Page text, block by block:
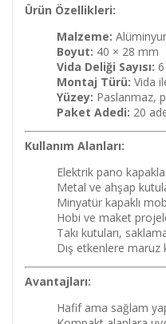
Ürün Özellikleri:
Malzeme:
Boyut: 40 × 28 mm
Vida Deliği Sayısı:
Montaj Türü: Vida
Yüzey: Paslanmaz,
Paket Adedi: 20
Kullanım Alanları:
Elektrik pano
Metal ve ahşap
Minyatür kapaklı
Hobi ve maket
Takı kutuları,
Dış etkenlere
Avantajları:
Hafif ama sağlam